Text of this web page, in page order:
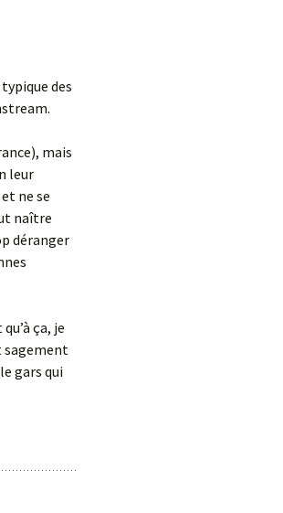
des
mais
leur
ne se
naître
déranger
ça, je
sagement
gars qui